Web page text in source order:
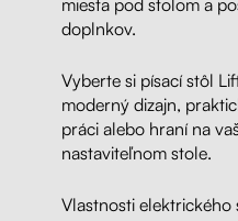
miesta pod stolom a
doplnkov.
Vyberte si písací stôl
moderný dizajn,
práci alebo hraní na
nastaviteľnom stole.
Vlastnosti elektrického